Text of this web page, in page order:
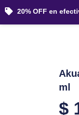
20% OFF en
ml
$